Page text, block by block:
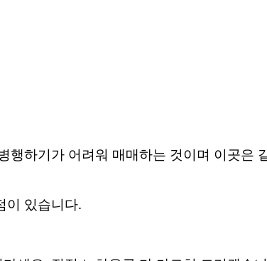
행하기가 어려워 매매하는 것이며 이곳은
이 있습니다.